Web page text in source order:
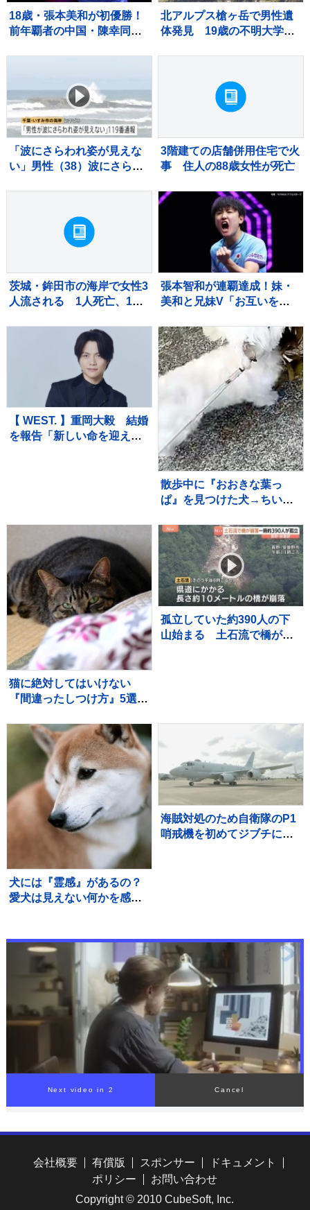
18歳・張本美和が初優勝！
前年覇者の中国・陳幸同に4
浜】
北アルプス槍ヶ岳で男性遺
体発見 19歳の不明大学生
「波にさらわれ姿が見えな
い」男性（38）波にさらわ
3階建ての店舗併用住宅で火
事 住人の88歳女性が死亡
茨城・鉾田市の海岸で女性3
人流される 1人死亡、1人
ドランド」近くで遊泳禁止
張本智和が連覇達成！妹・
美和と兄妹V「お互いを信
のオ・ジュンソンに逆転勝
利【WTTチャンピオンズ横
浜】
【 WEST. 】重岡大毅 結婚
を報告「新しい命を迎えま
散歩中に『おおきな葉っ
ぱ』を見つけた犬→ちいさ
しげな光景』が可愛すぎる
と8万再生「宝物見つけた
ね」「お土産かな」
猫に絶対してはいけない
『間違ったしつけ方』5選
い教え方を解説
孤立していた約390人の下
山始まる 土石流で橋が崩
犬には『霊感』があるの？
愛犬は見えない何かを感知
海賊対処のため自衛隊のP1
哨戒機を初めてジブチに派
Next video in 1 Cancel
会社概要 有償版 スポンサー
ドキュメント
ポリシー
お問い合わせ
Copyright © 2010 CubeSoft, Inc.